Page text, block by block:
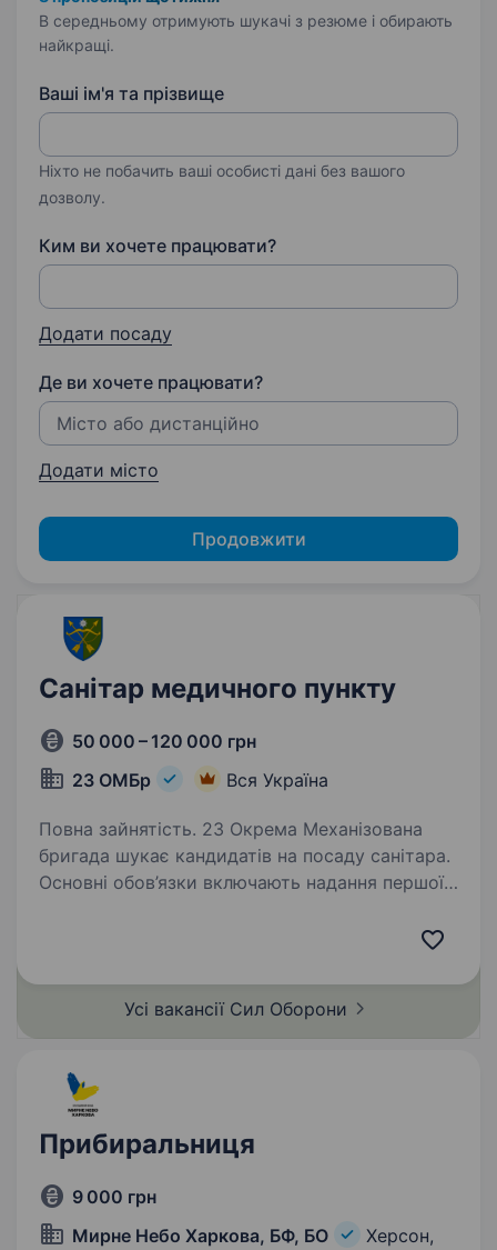
В середньому отримують шукачі з резюме і обирають
найкращі.
Ваші ім'я та прізвище
Ніхто не побачить ваші особисті дані без вашого
дозволу.
Ким ви хочете працювати?
Додати посаду
Де ви хочете працювати?
Додати місто
Продовжити
Санітар медичного пункту
50 000 – 120 000 грн
23 ОМБр
Вся Україна
Повна зайнятість. 23 Окрема Механізована
бригада шукає кандидатів на посаду санітара.
Основні обов’язки включають надання першої
Усі вакансії Сил Оборони
Прибиральниця
9 000 грн
Мирне Небо Харкова, БФ, БО
Херсон,